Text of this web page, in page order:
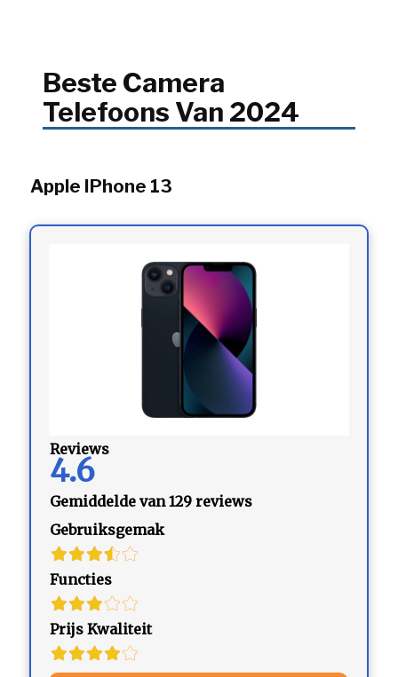
Beste Camera
Telefoons Van 2024
Apple IPhone 13
Reviews
4.6
Gemiddelde van 129 reviews
Gebruiksgemak
Functies
Prijs Kwaliteit